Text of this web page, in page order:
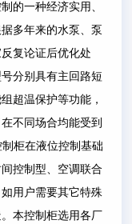
的一种经济实用、
多年来的水泵、泵
复论证后优化处
分别具有主回路短
超温保护等功能，
不同场合均能受到
制柜在液位控制基础
控制型、空调联合
用户需要其它特殊
本控制柜选用各厂